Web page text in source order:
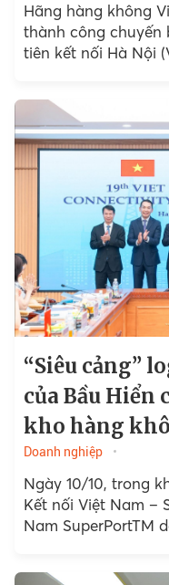
Hãng hàng không
thành công chuyến
tiên kết nối Hà Nội
“Siêu cảng”
của Bầu
kho hàng
Doanh nghiệp
Ngày 10/10, trong
Kết nối Việt Nam –
Nam SuperPortTM